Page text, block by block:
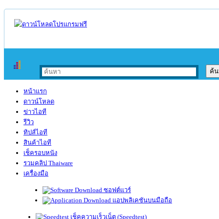
หน้าแรก
ดาวน์โหลด
ข่าวไอที
รีวิว
ทิปส์ไอที
สินค้าไอที
เช็ครอบหนัง
รวมคลิป Thaiware
เครื่องมือ
ซอฟต์แวร์
แอปพลิเคชันบนมือถือ
เช็คความเร็วเน็ต (Speedtest)